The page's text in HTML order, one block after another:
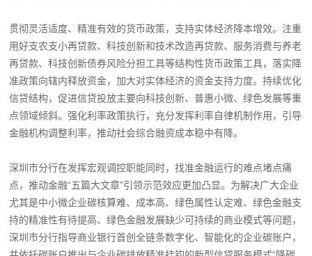
贯彻灵活适度、精准有效的货币政策，支持实体经济降本增效。注重
用好支农支小再贷款、科技创新和技术改造再贷款、服务消费与养老
再贷款、科技创新债券风险分担工具等结构性货币政策工具，落实降
准政策向辖内释放资金，加大对实体经济的资金支持力度。持续优化
信贷结构，促进信贷投放主要向科技创新、普惠小微、绿色发展等重
点领域倾斜。强化利率政策执行，充分发挥利率自律机制作用，引导
金融机构调整利率，推动社会综合融资成本稳中有降。
深圳市分行在发挥宏观调控职能同时，找准金融运行的难点堵点痛
点，推动金融“五篇大文章”引领示范效应更加凸显。为解决广大企业
尤其是中小微企业碳核算难、成本高、绿色属性认定难、绿色金融支
持的精准性有待提高、绿色金融发展缺少可持续的商业模式等问题，
深圳市分行指导商业银行首创全链条数字化、智能化的企业碳账户，